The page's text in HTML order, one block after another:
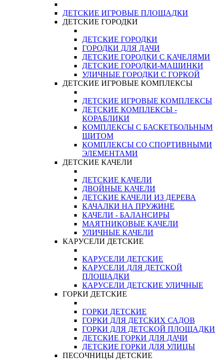
ДЕТСКИЕ ИГРОВЫЕ ПЛОЩАДКИ
ДЕТСКИЕ ГОРОДКИ
ДЕТСКИЕ ГОРОДКИ
ГОРОДКИ ДЛЯ ДАЧИ
ДЕТСКИЕ ГОРОДКИ С КАЧЕЛЯМИ
ДЕТСКИЕ ГОРОДКИ-МАШИНКИ
УЛИЧНЫЕ ГОРОДКИ С ГОРКОЙ
ДЕТСКИЕ ИГРОВЫЕ КОМПЛЕКСЫ
ДЕТСКИЕ ИГРОВЫЕ КОМПЛЕКСЫ
ДЕТСКИЕ КОМПЛЕКСЫ -
КОРАБЛИКИ
КОМПЛЕКСЫ С БАСКЕТБОЛЬНЫМ
ЩИТОМ
КОМПЛЕКСЫ СО СПОРТИВНЫМИ
ЭЛЕМЕНТАМИ
ДЕТСКИЕ КАЧЕЛИ
ДЕТСКИЕ КАЧЕЛИ
ДВОЙНЫЕ КАЧЕЛИ
ДЕТСКИЕ КАЧЕЛИ ИЗ ДЕРЕВА
КАЧАЛКИ НА ПРУЖИНЕ
КАЧЕЛИ - БАЛАНСИРЫ
МАЯТНИКОВЫЕ КАЧЕЛИ
УЛИЧНЫЕ КАЧЕЛИ
КАРУСЕЛИ ДЕТСКИЕ
КАРУСЕЛИ ДЕТСКИЕ
КАРУСЕЛИ ДЛЯ ДЕТСКОЙ
ПЛОЩАДКИ
КАРУСЕЛИ ДЕТСКИЕ УЛИЧНЫЕ
ГОРКИ ДЕТСКИЕ
ГОРКИ ДЕТСКИЕ
ГОРКИ ДЛЯ ДЕТСКИХ САДОВ
ГОРКИ ДЛЯ ДЕТСКОЙ ПЛОЩАДКИ
ДЕТСКИЕ ГОРКИ ДЛЯ ДАЧИ
ДЕТСКИЕ ГОРКИ ДЛЯ УЛИЦЫ
ПЕСОЧНИЦЫ ДЕТСКИЕ